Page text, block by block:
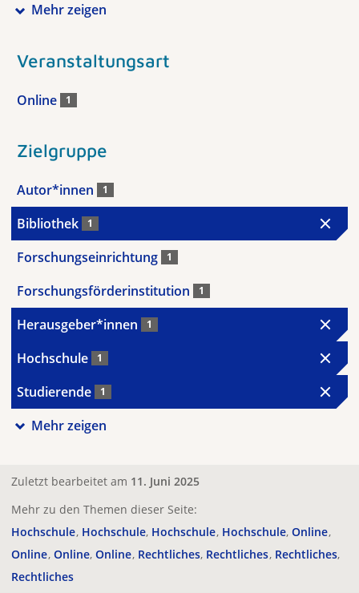
Mehr zeigen
Veranstaltungsart
Online 1
Zielgruppe
Autor*innen 1
Bibliothek 1
Forschungseinrichtung 1
Forschungsförderinstitution 1
Herausgeber*innen 1
Hochschule 1
Studierende 1
Mehr zeigen
Zuletzt bearbeitet am 11. Juni 2025
Mehr zu den Themen dieser Seite:
Hochschule Hochschule Hochschule Hochschule Online
Online Online Online Rechtliches Rechtliches Rechtliches
Rechtliches